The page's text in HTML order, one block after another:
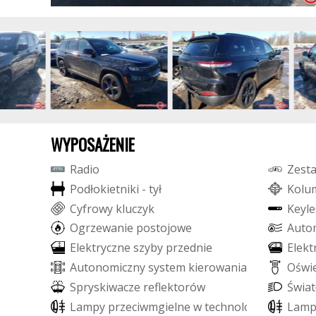
WYPOSAŻENIE
Radio Zesta
Podłokietniki - tył Kolu
Cyfrowy kluczyk Keyle
Ogrzewanie postojowe Auto
Elektryczne szyby przednie Elekt
Autonomicznysystem kierowania Oświ
Spryskiwacze refektorów Świat
Lampy przeciwmgielne wtechnolo LED Lamp